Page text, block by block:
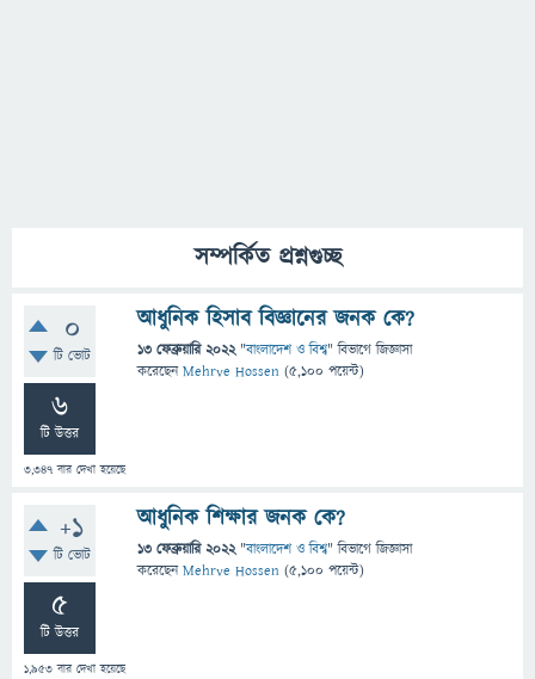
সম্পর্কিত প্রশ্নগুচ্ছ
0
টি ভোট
6
টি উত্তর
3,347 বার দেখা হয়েছে
আধুনিক হিসাব বিজ্ঞানের জনক কে?
13 ফেব্রুয়ারি 2022 "বাংলাদেশ ও বিশ্ব" বিভাগে জিজ্ঞাসা
করেছেনMehrve Hossen (5,100 পয়েন্ট)
+1
টি ভোট
5
টি উত্তর
1,953 বার দেখা হয়েছে
আধুনিক শিক্ষার জনক কে?
13 ফেব্রুয়ারি 2022 "বাংলাদেশ ও বিশ্ব" বিভাগে জিজ্ঞাসা
করেছেনMehrve Hossen (5,100 পয়েন্ট)